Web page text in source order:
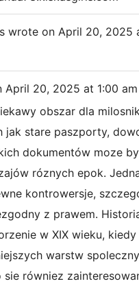
wrote on April 20, 2025
April 20, 2025 at 1:00 am
obszar dla
stare paszporty,
dokumentów moze
róznych epok.
kontrowersje,
z prawem.
w XIX wieku,
warstw
równiez